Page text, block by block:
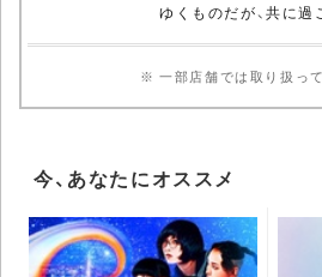
ゆくものだが、共に
※ 一部店舗では取り扱っ
今、あなたにオススメ